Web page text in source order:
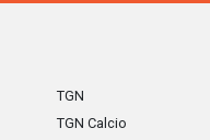
TGN
TGN Calcio